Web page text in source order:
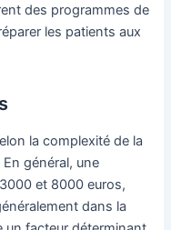
des programmes de
les patients aux
la complexité de la
général, une
et 8000 euros,
dans la